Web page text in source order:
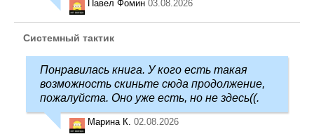
Павел Фомин 03.08.2026
Системный тактик
Понравилась книга. У кого есть такая
возможность скиньте сюда продолжение,
пожалуйста. Оно уже есть, но не здесь((.
Марина К. 02.08.2026